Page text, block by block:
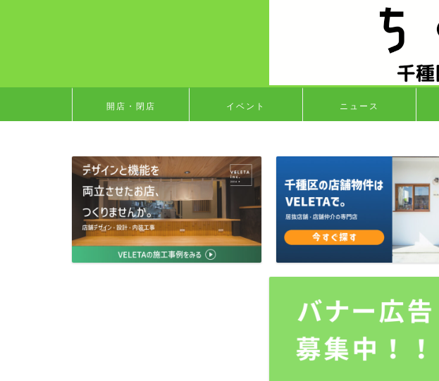
開店・閉店 イベント ニュース